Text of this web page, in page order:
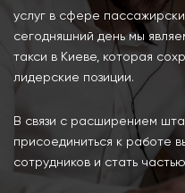
услуг в сфере
сегодняшний день мы
такси в Киеве, которая
лидерские позиции.
В связи с расширением
присоединиться к работе
сотрудников и стать